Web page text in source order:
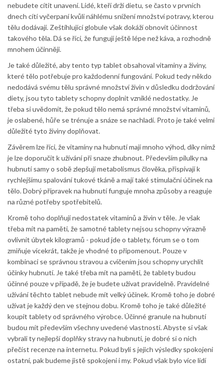
nebudete cítit unavení. Lidé, kteří drží dietu, se často v prvních
dnech cítí vyčerpaní kvůli náhlému snížení množství potravy, kterou
tělu dodávají. Zeštíhlující globule však dokáží obnovit účinnost
takového těla. Dá se říci, že fungují ještě lépe než káva, a rozhodně
mnohem účinněji.
Je také důležité, aby tento typ tablet obsahoval vitaminy a živiny,
které tělo potřebuje pro každodenní fungování. Pokud tedy někdo
nedodává svému tělu správné množství živin v důsledku dodržování
diety, jsou tyto tablety schopny doplnit vzniklé nedostatky. Je
třeba si uvědomit, že pokud tělo nemá správné množství vitaminů,
je oslabené, hůře se trénuje a snáze se nachladí. Proto je také velmi
důležité tyto živiny doplňovat.
Závěrem lze říci, že vitamíny na hubnutí mají mnoho výhod, díky nimž
je lze doporučit k užívání při snaze zhubnout. Především pilulky na
hubnutí samy o sobě zlepšují metabolismus člověka, přispívají k
rychlejšímu spalování tukové tkáně a mají také stimulační účinek na
tělo. Dobrý přípravek na hubnutí funguje mnoha způsoby a reaguje
na různé potřeby spotřebitelů.
Kromě toho doplňují nedostatek vitamínů a živin v těle. Je však
třeba mít na paměti, že samotné tablety nejsou schopny výrazně
ovlivnit úbytek kilogramů - pokud jde o tablety, fórum se o tom
zmiňuje vícekrát, takže je vhodné to připomenout. Pouze v
kombinaci se správnou stravou a cvičením jsou schopny urychlit
účinky hubnutí. Je také třeba mít na paměti, že tablety budou
účinné pouze v případě, že je budete užívat pravidelně. Pravidelné
užívání těchto tablet nebude mít velký účinek. Kromě toho je dobré
užívat je každý den ve stejnou dobu. Kromě toho je také důležité
koupit tablety od správného výrobce. Účinné granule na hubnutí
budou mít především všechny uvedené vlastnosti. Abyste si však
vybrali ty nejlepší doplňky stravy na hubnutí, je dobré si o nich
přečíst recenze na internetu. Pokud byli s jejich výsledky spokojeni
ostatní, pak budeme jistě spokojeni i my. Pokud však bylo více lidí